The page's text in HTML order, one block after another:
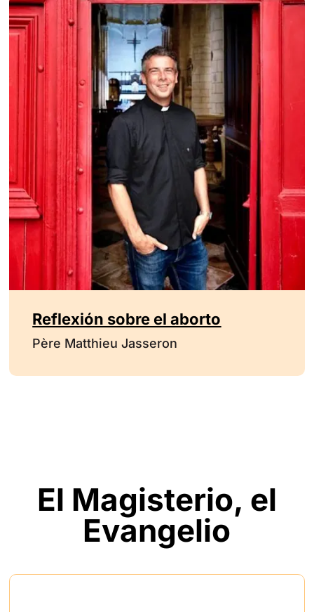
Reflexión sobre el aborto
Père Matthieu Jasseron
El Magisterio, el
Evangelio